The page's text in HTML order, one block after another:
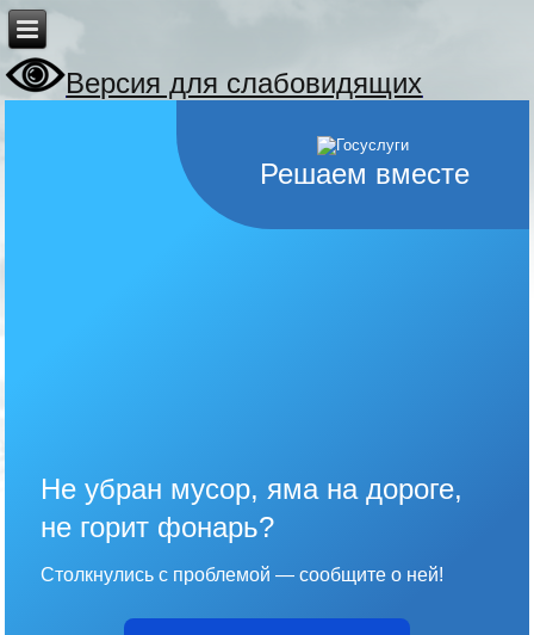
Версия для слабовидящих
Решаем вместе
Не убран мусор, яма на дороге,
не горит фонарь?
Столкнулись с проблемой — сообщите о ней!